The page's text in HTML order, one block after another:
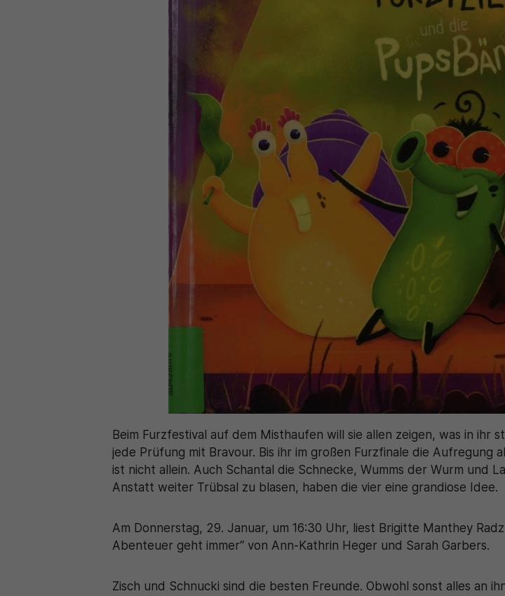
Beim Furzfestival auf dem Misthaufen will sie allen zeigen, was in
jede Prüfung mit Bravour. Bis ihr im großen Furzfinale die Aufregung
ist nicht allein. Auch Schantal die Schnecke, Wumms der Wurm und
Anstatt weiter Trübsal zu blasen, haben die vier eine grandiose Idee.
Am Donnerstag, 29. Januar, um 16:30 Uhr, liest Brigitte Manthey
Abenteuer geht immer“ von Ann-Kathrin Heger und Sarah Garbers.
Zisch und Schnucki sind die besten Freunde. Obwohl sonst alles an
generierte ID, für die
Ihrer vorgenommen
Webseiten-
Details wie die
speichern.
_pk_ses\..*$
Matomo
Laufzeit 30 Minuten
Zweck
Wird für statistische
vorübergehende
speichern.